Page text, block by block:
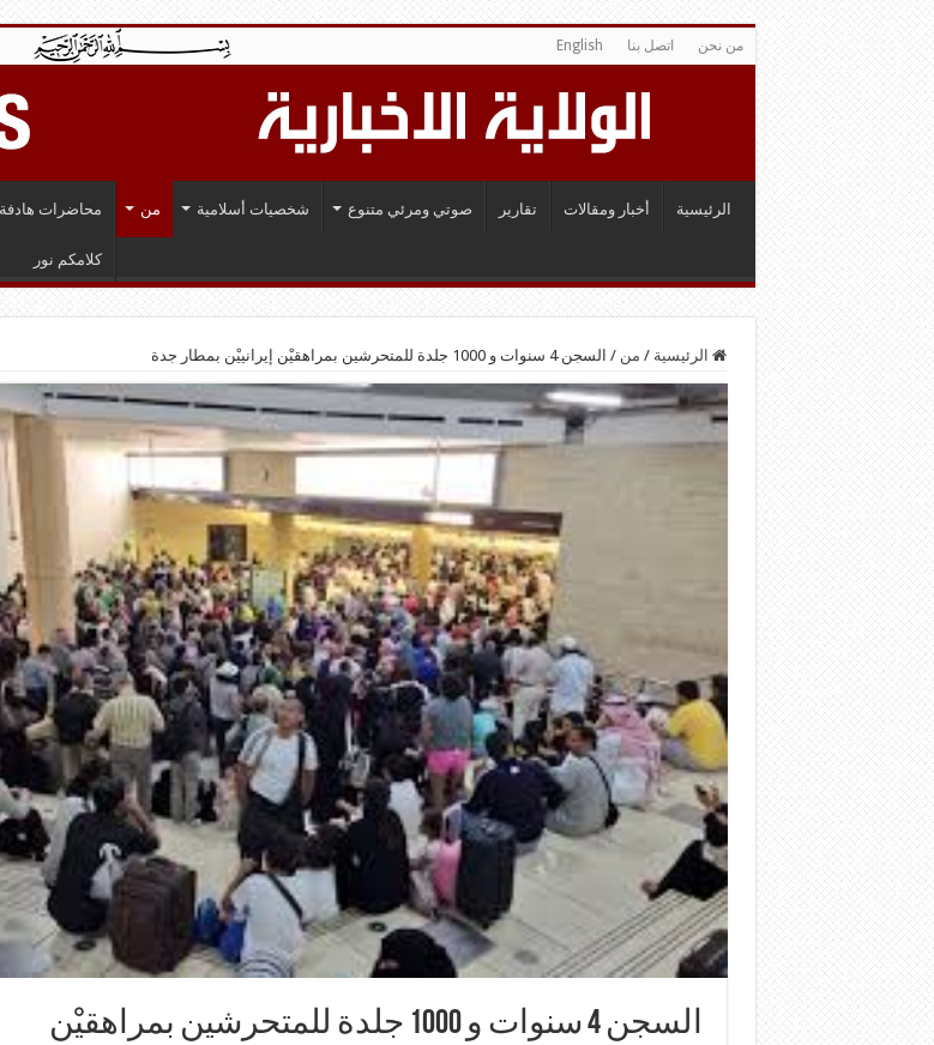
من نحن اتصل بنا English
الرئيسية أخبار ومقالات تقارير صوتي ومرئي متنوع شخصيات أسلامية من محاضرات هادفة
كلامكم نور
الرئيسية / من / السجن 4 سنوات و 1000 جلدة للمتحرشين بمراهقيْن إيرانييْن بمطار جدة
السجن 4 سنوات و 1000 جلدة للمتحرشين بمراهقيْن